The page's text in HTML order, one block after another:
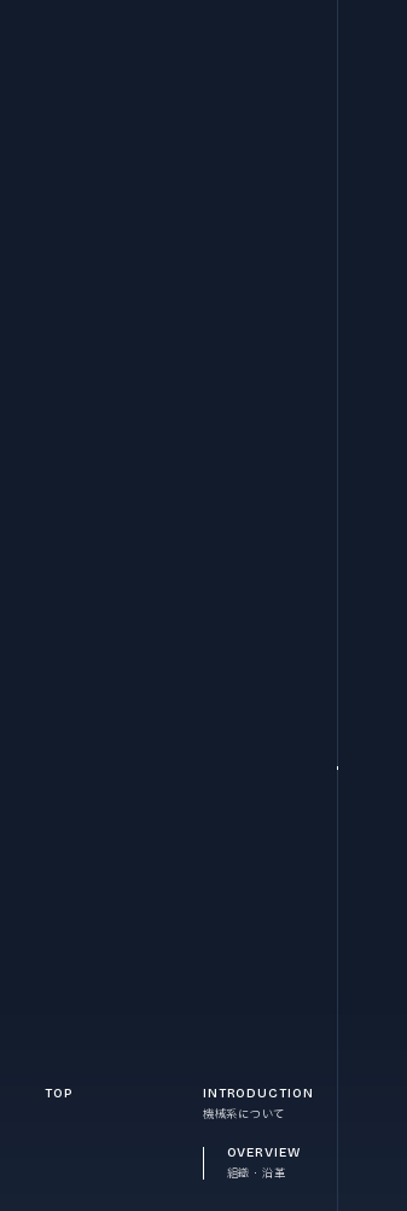
TOP INTRODUCTION
機械系について
OVERVIEW
組織・沿革